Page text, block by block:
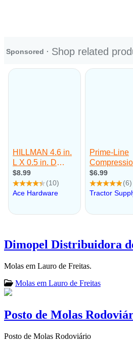
Dimopel Distribuidora
Molas em Lauro de Freitas.
Molas em Lauro de Freitas
Posto de Molas
Posto de Molas Rodoviário